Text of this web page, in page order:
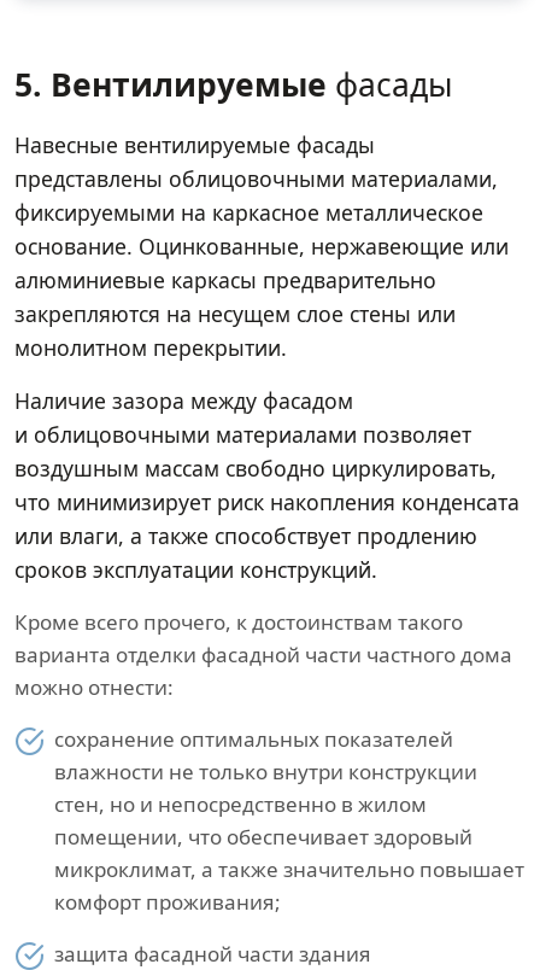
5. Вентилируемые фасады
Навесные вентилируемые фасады
представлены облицовочными материалами,
фиксируемыми на каркасное металлическое
основание. Оцинкованные, нержавеющие или
алюминиевые каркасы предварительно
закрепляются на несущем слое стены или
монолитном перекрытии.
Наличие зазора между фасадом
и облицовочными материалами позволяет
воздушным массам свободно циркулировать,
что минимизирует риск накопления конденсата
или влаги, а также способствует продлению
сроков эксплуатации конструкций.
Кроме всего прочего, к достоинствам такого
варианта отделки фасадной части частного дома
можно отнести:
сохранение оптимальных показателей
влажности не только внутри конструкции
стен, но и непосредственно в жилом
помещении, что обеспечивает здоровый
микроклимат, а также значительно повышает
комфорт проживания;
защита фасадной части здания